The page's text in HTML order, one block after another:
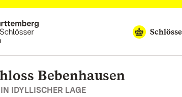
Bebenhausen
IDYLLISCHER LAGE